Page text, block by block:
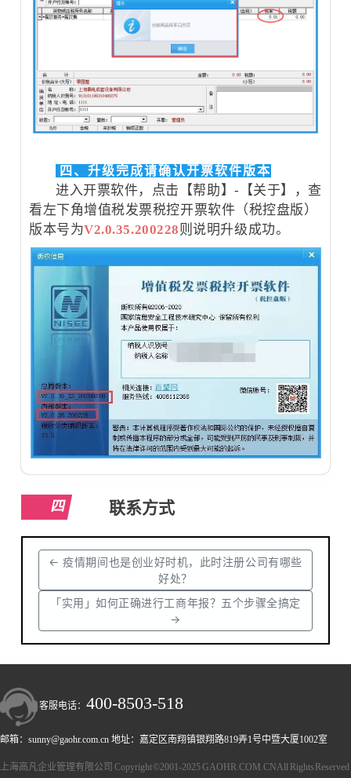
四、升级完成请确认开票软件版本
进入开票软件，点击【帮助】-【关于】，查
看左下角增值税发票税控开票软件（税控盘版）
版本号为V2.0.35.200228则说明升级成功。
四 联系方式
← 疫情期间也是创业好时机，此时注册公司有哪些
好处？
「实用」如何正确进行工商年报？五个步骤全搞定
→
客服电话： 400-8503-518
邮箱：sunny@gaohr.com.cn 地址：嘉定区南翔镇银翔路819弄1号中暨大厦1002室
上海高凡企业管理有限公司 Copyright ©2001-2025 GAOHR.COM.CN All Rights Reserved